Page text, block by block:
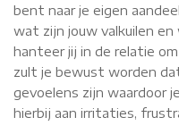
bent naar je eigen
wat zijn jouw valkuilen en
hanteer jij in de relatie
zult je bewust worden
gevoelens zijn waardoor
hierbij aan irritaties,